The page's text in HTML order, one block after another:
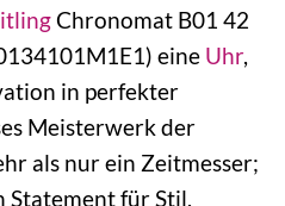
Chronomat B01 42
eine Uhr,
in perfekter
Meisterwerk der
als nur ein Zeitmesser;
Statement für Stil,